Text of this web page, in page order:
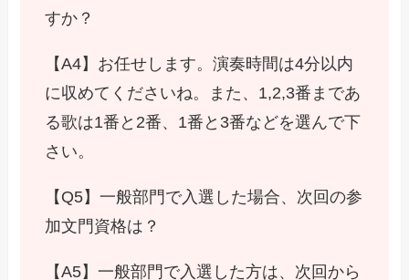
すか？
【A4】お任せします。演奏時間は4分以内
に収めてくださいね。また、1,2,3番まであ
る歌は1番と2番、1番と3番などを選んで下
さい。
【Q5】一般部門で入選した場合、次回の参
加文門資格は？
【A5】一般部門で入選した方は、次回から